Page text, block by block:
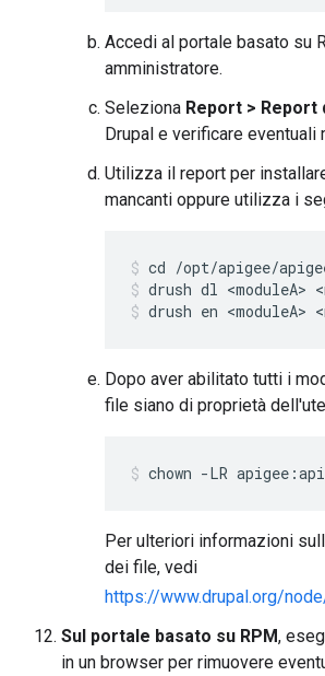
Accedi al portale basato su
amministratore.
Seleziona Report > Report
Drupal e verificare eventuali
Utilizza il report per
mancanti oppure utilizza i
drush dl <moduleA>
drush en <moduleA>
Dopo aver abilitato tutti i
file siano di proprietà
chown -LR
Per ulteriori informazioni
dei file, vedi
https://www.drupal.org/
Sul portale basato su RPM,
in un browser per rimuovere